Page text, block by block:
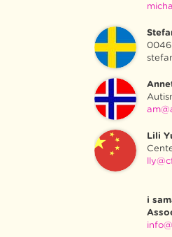
Lili
i